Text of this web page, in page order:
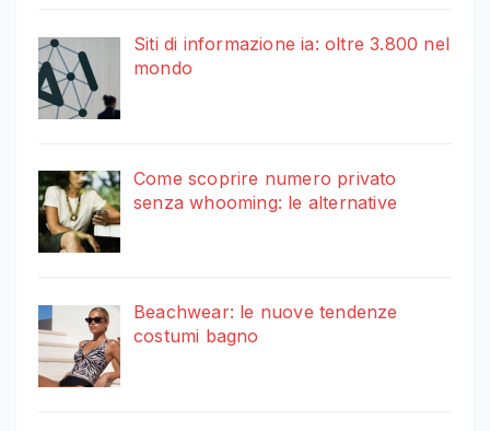
Siti di informazione ia: oltre 3.800 nel
mondo
Come scoprire numero privato
senza whooming: le alternative
Beachwear: le nuove tendenze
costumi bagno